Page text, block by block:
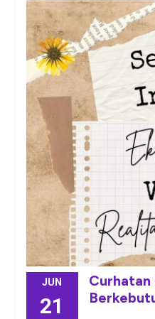
JUN
21
Curhatan